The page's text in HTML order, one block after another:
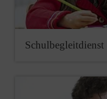
Schulbegleitdienst